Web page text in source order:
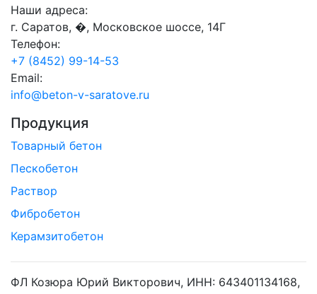
Наши адреса:
г. Саратов, �, Московское шоссе, 14Г
Телефон:
+7 (8452) 99-14-53
Email:
info@beton-v-saratove.ru
Продукция
Товарный бетон
Пескобетон
Раствор
Фибробетон
Керамзитобетон
ФЛ Козюра Юрий Викторович, ИНН: 643401134168,